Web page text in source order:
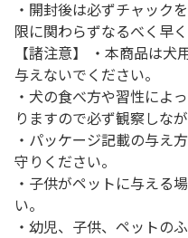
・開封後は必ずチャック
限に関わらずなるべく早
【諸注意】 ・本商品は犬
与えないでください。
・犬の食べ方や習性によ
りますので必ず観察しな
・パッケージ記載の与え
守りください。
・子供がペットに与える
い。
・幼児、子供、ペットの